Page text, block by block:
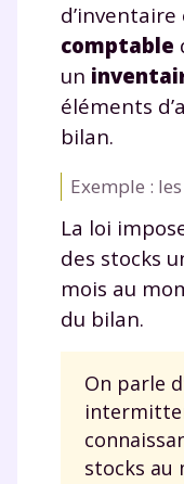
d’inventaire
comptable
un
éléments
bilan.
Exemple :
La loi
des stocks
mois au
du bilan.
On parle
stocks au
Envie
et de